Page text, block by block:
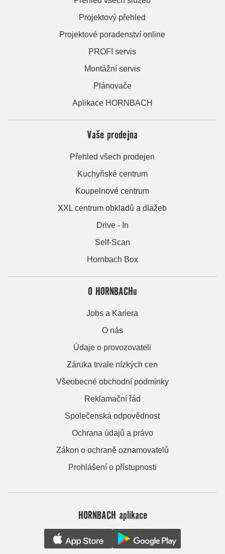
Projektový přehled
Projektové poradenství online
PROFI servis
Montážní servis
Plánovače
Aplikace HORNBACH
Vaše prodejna
Přehled všech prodejen
Kuchyňské centrum
Koupelnové centrum
XXL centrum obkladů a dlažeb
Drive - In
Self-Scan
Hornbach Box
O HORNBACHu
Jobs a Kariera
O nás
Údaje o provozovateli
Záruka trvale nízkých cen
Všeobecné obchodní podmínky
Reklamační řád
Společenská odpovědnost
Ochrana údajů a právo
Zákon o ochraně oznamovatelů
Prohlášení o přístupnosti
HORNBACH aplikace